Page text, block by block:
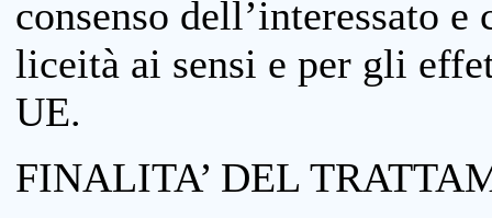
consenso dell’interessato
liceità ai sensi e per gli
UE.
FINALITA’ DEL